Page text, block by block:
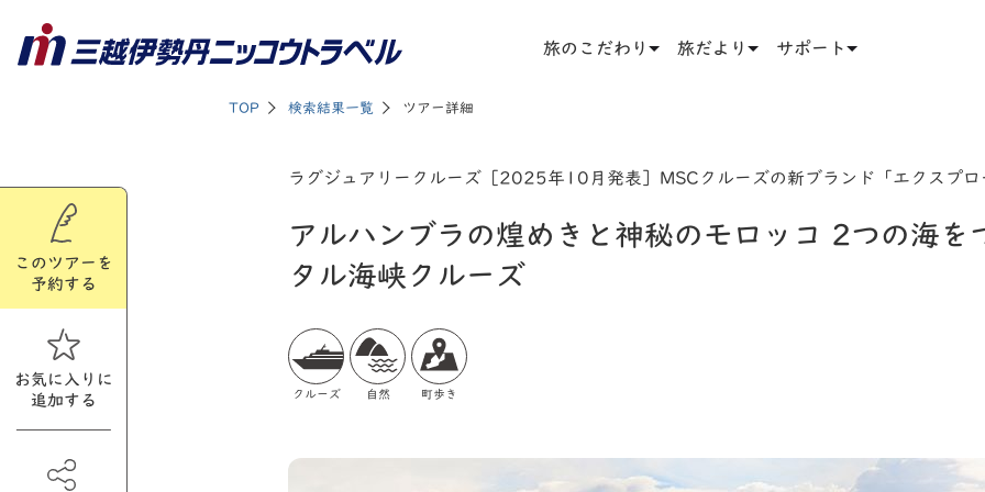
旅のこだわり 旅だより サポート
このツアーを
予約する
お気に入りに
追加する
TOP 検索結果一覧 ツアー詳細
ラグジュアリークルーズ［2025年10月発表］MSCクルーズの新ブランド「エクスプ
アルハンブラの煌めきと神秘のモロッコ 2つの海を
タル海峡クルーズ
クルーズ 自然 町歩き